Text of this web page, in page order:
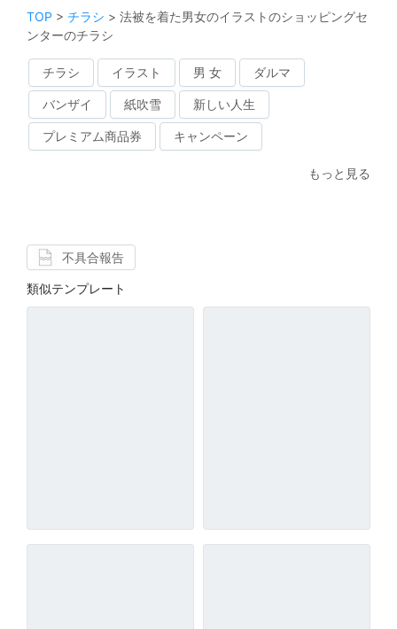
TOP > チラシ > 法被を着た男女のイラストのショッピングセ
ンターのチラシ
チラシ イラスト 男 女 ダルマ
バンザイ 紙吹雪 新しい人生
プレミアム商品券 キャンペーン
もっと見る
不具合報告
類似テンプレート